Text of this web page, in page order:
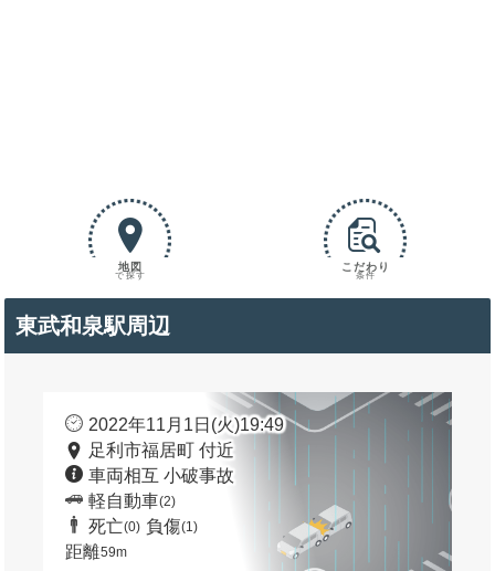
地図
で探す
こだわり
条件
東武和泉駅周辺
2022年11月1日(火)19:49
足利市福居町 付近
車両相互 小破事故
軽自動車(2)
死亡(0) 負傷(1)
距離59m